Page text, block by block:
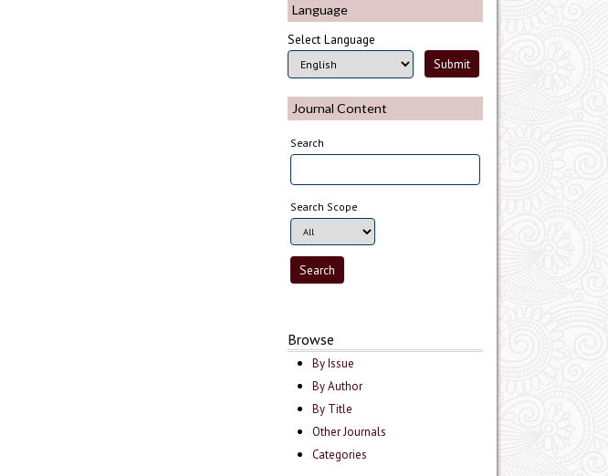
Language
Select Language
Journal Content
Search
Search Scope
Browse
By Issue
By Author
By Title
Other Journals
Categories